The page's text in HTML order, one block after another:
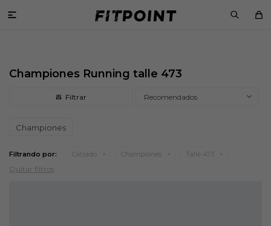

Championes Running talle 473
Recomendados
Championes
Filtrando por: Calzado Championes Talle 473
Quitar filtros